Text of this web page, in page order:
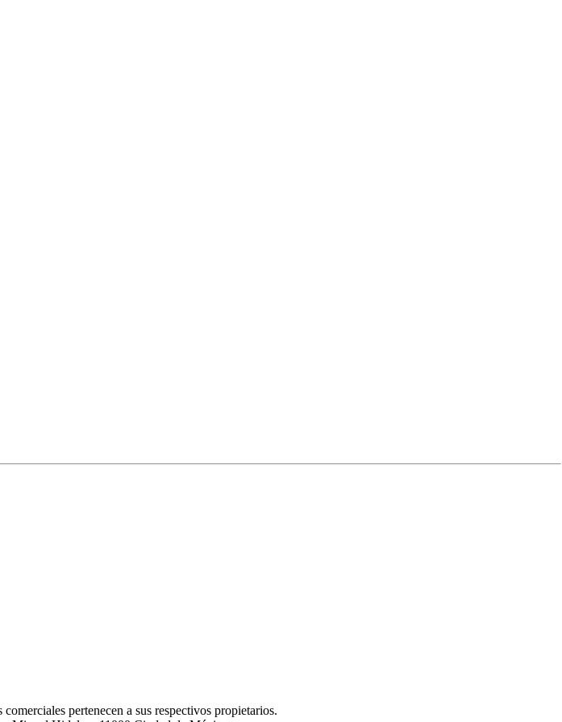
pertenecen a sus respectivos propietarios.